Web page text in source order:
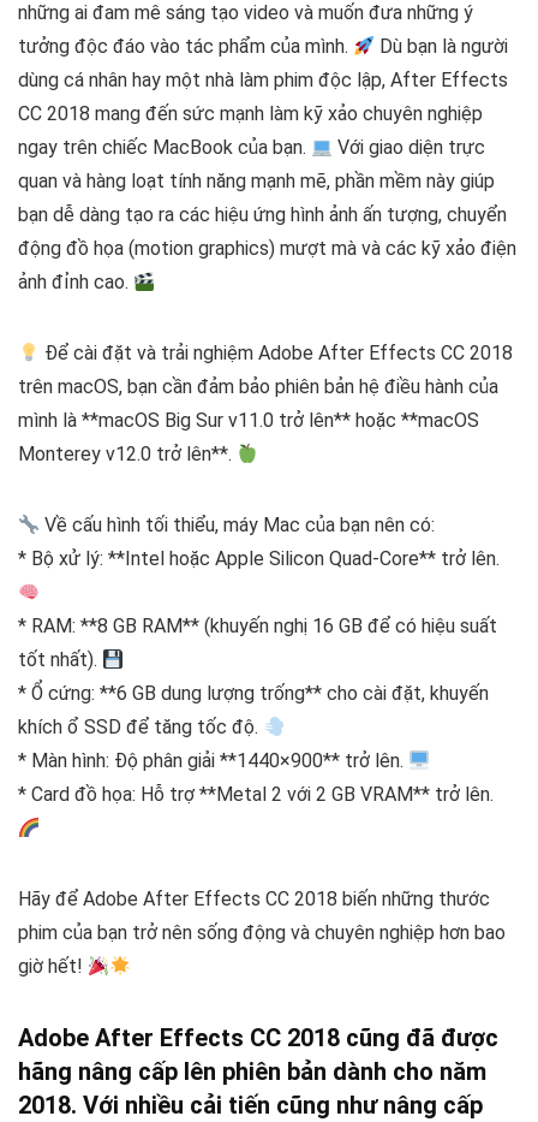
những ai đam mê sáng tạo video và muốn đưa những ý
tưởng độc đáo vào tác phẩm của mình.
Dù bạn là người
dùng cá nhân hay một nhà làm phim độc lập, After Effects
CC 2018 mang đến sức mạnh làm kỹ xảo chuyên nghiệp
ngay trên chiếc MacBook của bạn.
Với giao diện trực
quan và hàng loạt tính năng mạnh mẽ, phần mềm này giúp
bạn dễ dàng tạo ra các hiệu ứng hình ảnh ấn tượng, chuyển
động đồ họa (motion graphics) mượt mà và các kỹ xảo điện
ảnh đỉnh cao.
Để cài đặt và trải nghiệm Adobe After Effects CC 2018
trên macOS, bạn cần đảm bảo phiên bản hệ điều hành của
mình là **macOS Big Sur v11.0 trở lên** hoặc **macOS
Monterey v12.0 trở lên**.
Về cấu hình tối thiểu, máy Mac của bạn nên có:
* Bộ xử lý: **Intel hoặc Apple Silicon Quad-Core** trở lên.
* RAM: **8 GB RAM** (khuyến nghị 16 GB để có hiệu suất
tốt nhất).
* Ổ cứng: **6 GB dung lượng trống** cho cài đặt, khuyến
khích ổ SSD để tăng tốc độ.
* Màn hình: Độ phân giải **1440×900** trở lên.
* Card đồ họa: Hỗ trợ **Metal 2 với 2 GB VRAM** trở lên.
Hãy để Adobe After Effects CC 2018 biến những thước
phim của bạn trở nên sống động và chuyên nghiệp hơn bao
giờ hết!
Adobe After Effects CC 2018 cũng đã được
hãng nâng cấp lên phiên bản dành cho năm
2018. Với nhiều cải tiến cũng như nâng cấp